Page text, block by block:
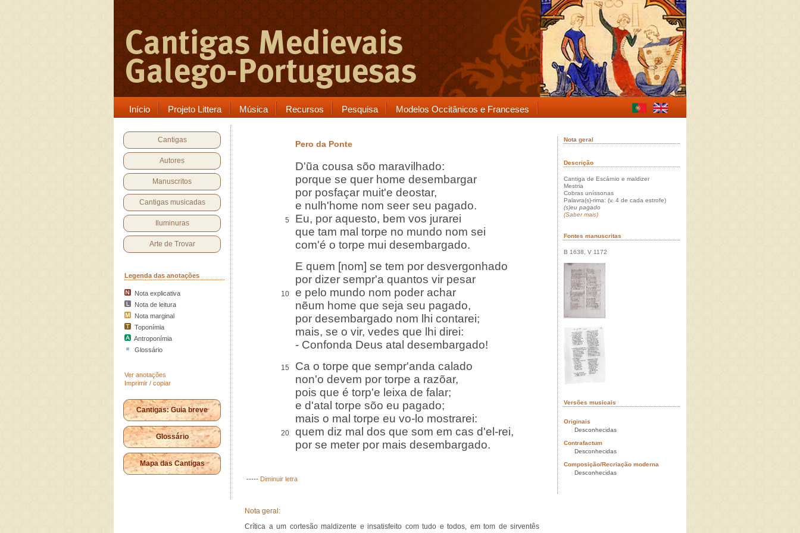
Início Projeto Littera Música Recursos Pesquisa Modelos Occitânicos e Franceses
Cantigas
Autores
Manuscritos
Cantigas musicadas
Iluminuras
Arte de Trovar
Legenda das anotações
Nota explicativa
Nota de leitura
Nota marginal
Toponímia
Antroponímia
Glossário
Ver anotações
Imprimir / copiar
Cantigas: Guia breve
Glossário
Mapa das Cantigas
Pero da Ponte
D'ũa cousa sõo maravilhado:
porque se quer home desembargar
por posfaçar muit'e deostar,
e nulh'home nom seer seu pagado.
5
Eu, por aquesto, bem vos jurarei
que tam mal torpe no mundo nom sei
com'é o torpe mui desembargado.
E quem [nom] se tem por desvergonhado
por dizer sempr'a quantos vir pesar
10
e pelo mundo nom poder achar
nẽum home que seja seu pagado,
por desembargado nom lhi contarei;
mais, se o vir, vedes que lhi direi:
- Confonda Deus atal desembargado!
15
Ca o torpe que sempr'anda calado
non'o devem por torpe a razõar,
pois que é torp'e leixa de falar;
e d'atal torpe sõo eu pagado;
mais o mal torpe eu vo-lo mostrarei:
20
quem diz mal dos que som em cas d'el-rei,
por se meter por mais desembargado.
----- Diminuir letra
Nota geral:
Crítica a um cortesão maldizente e insatisfeito com tudo e todos, em tom de sirventês
Nota geral
Descrição
Cantiga de Escárnio e maldizer
Mestria
Cobras uníssonas
Palavra(s)-rima: (v. 4 de cada estrofe)
(s)eu pagado
(Saber mais)
Fontes manuscritas
B 1638, V 1172
Versões musicais
Originais
Desconhecidas
Contrafactum
Desconhecidas
Composição/Recriação moderna
Desconhecidas